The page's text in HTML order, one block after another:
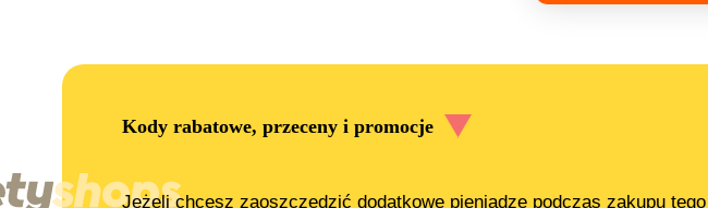
Kody rabatowe, przeceny i promocje
Jeżeli chcesz zaoszczędzić dodatkowe pieniądze podczas zakupu